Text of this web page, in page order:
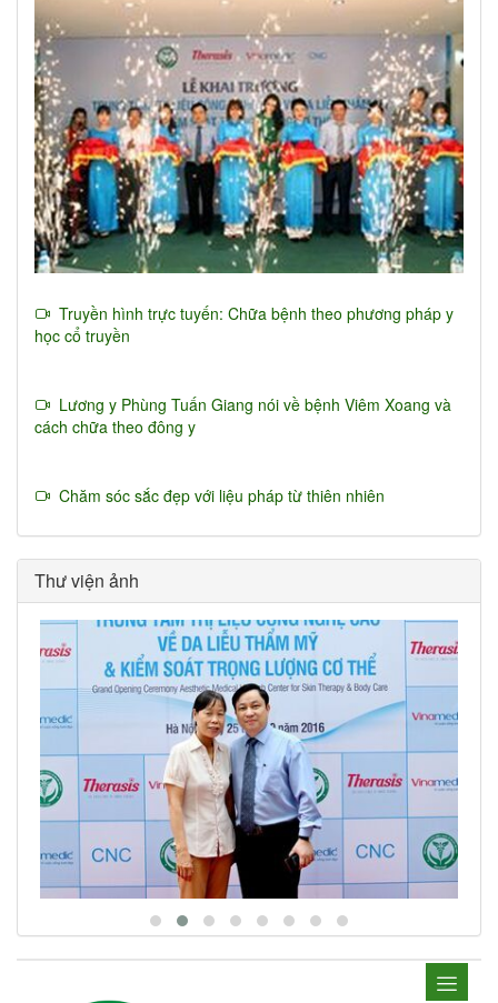
Truyền hình trực tuyến: Chữa bệnh theo phương pháp y
học cổ truyền
Lương y Phùng Tuấn Giang nói về bệnh Viêm Xoang và
cách chữa theo đông y
Chăm sóc sắc đẹp với liệu pháp từ thiên nhiên
Thư viện ảnh